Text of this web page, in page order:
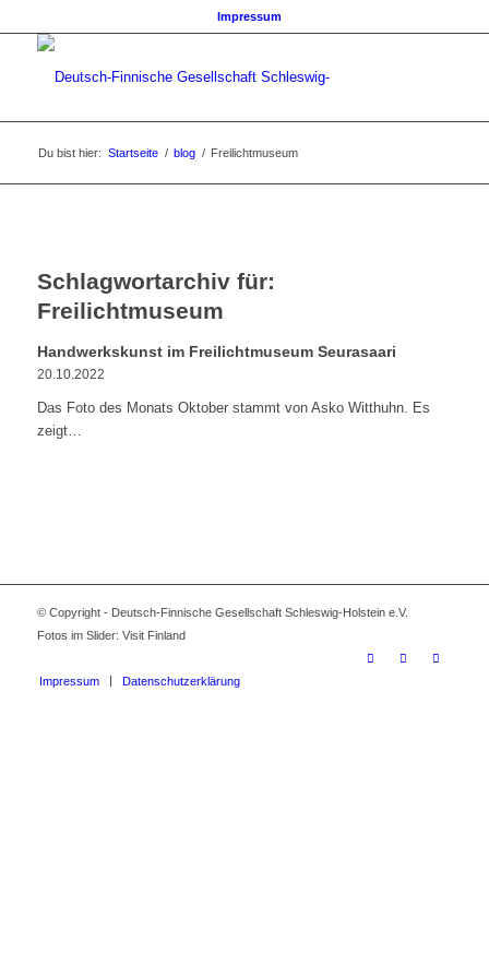
Impressum
Du bist hier: Startseite / blog / Freilichtmuseum
Schlagwortarchiv für:
Freilichtmuseum
Handwerkskunst im Freilichtmuseum Seurasaari
20.10.2022
Das Foto des Monats Oktober stammt von Asko Witthuhn. Es
zeigt…
© Copyright - Deutsch-Finnische Gesellschaft Schleswig-Holstein e.V.
Fotos im Slider: Visit Finland
Impressum Datenschutzerklärung